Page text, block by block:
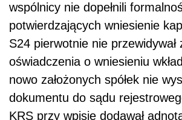
wspólnicy nie dopełnili
potwierdzających wniesienie
S24 pierwotnie nie przewidywał
oświadczenia o wniesieniu
nowo założonych spółek nie
dokumentu do sądu
KRS przy wpisie dodawał